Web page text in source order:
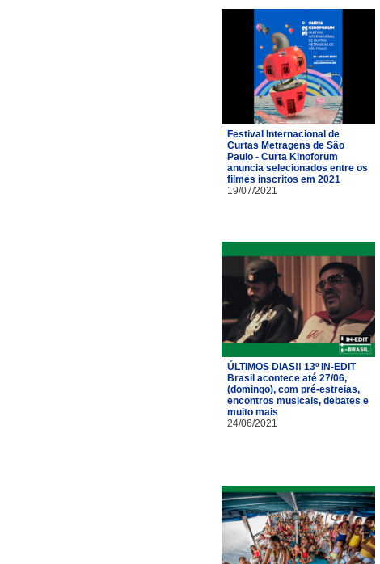
Festival Internacional de
Curtas Metragens de São
Paulo - Curta Kinoforum
anuncia selecionados entre os
filmes inscritos em 2021
19/07/2021
ÚLTIMOS DIAS!! 13º IN-EDIT
Brasil acontece até 27/06,
(domingo), com pré-estreias,
encontros musicais, debates e
muito mais
24/06/2021